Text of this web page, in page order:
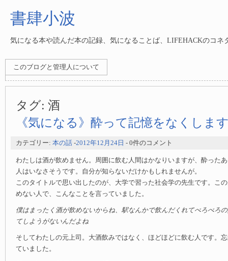
書肆小波
気になる本や読んだ本の記録、気になることば、LIFEHACKのコネ
このブログと管理人について
タグ: 酒
《気になる》酔って記憶をなくしま
カテゴリー: 本の話 -2012年12月24日 - 0件のコメント
わたしは酒が飲めません。周囲に飲む人間はかなりいますが、酔った
人はいなさそうです。自分が知らないだけかもしれませんが。
このタイトルで思い出したのが、大学で習った社会学の先生です。こ
めない人で、こんなことを言っていました。
僕はまったく酒が飲めないからね、駅なんかで飲んだくれてべろべろ
てしようがないんだよね
そしてわたしの元上司。大酒飲みではなく、ほどほどに飲む人です。
ていました。